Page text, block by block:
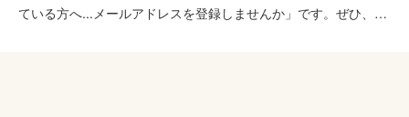
ている方へ...メールアドレスを登録しませんか」です。ぜひ、…